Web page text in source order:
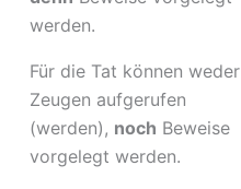
werden.
Für die Tat können weder
Zeugen aufgerufen
(werden), noch Beweise
vorgelegt werden.